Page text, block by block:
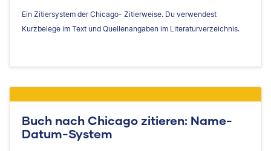
Ein Zitiersystem der Chicago- Zitierweise. Du verwendest
Kurzbelege im Text und Quellenangaben im Literaturverzeichnis.
Buch nach Chicago zitieren: Name-
Datum-System